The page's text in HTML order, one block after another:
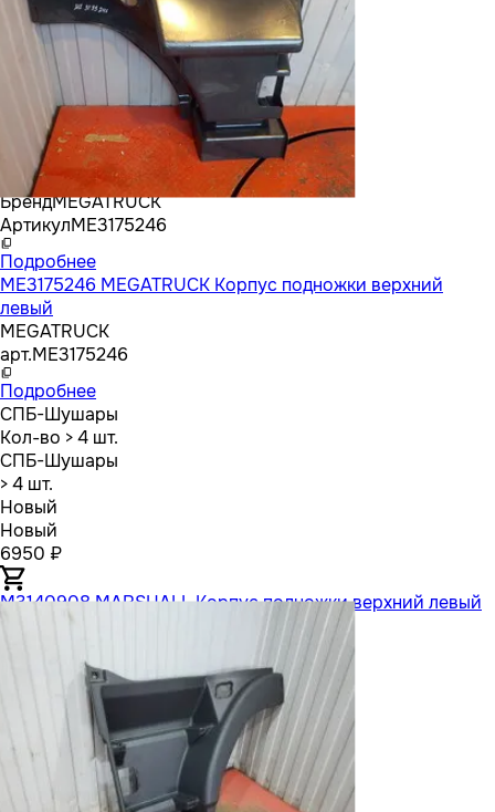
БрендMEGATRUCK
АртикулME3175246
Подробнее
ME3175246 MEGATRUCK Корпус подножки верхний
левый
MEGATRUCK
арт.ME3175246
Подробнее
СПБ-Шушары
Кол-во > 4 шт.
СПБ-Шушары
> 4 шт.
Новый
Новый
6950 ₽
M3140908 MARSHALL Корпус подножки верхний левый